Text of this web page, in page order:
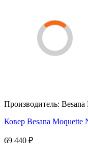
Производитель: Besana
Ковер Besana
69 440 ₽